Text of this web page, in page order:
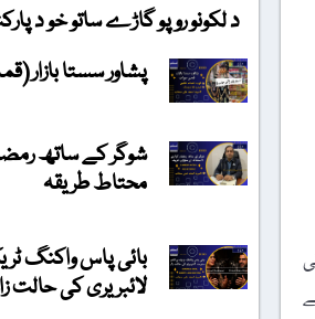
د لکونو روپو گاڑے ساتو خو د
پشاور سستا بازار
شوگر کے ساتھ
محتاط طریقہ
بائی پاس واکنگ
لائبریری کی حالت